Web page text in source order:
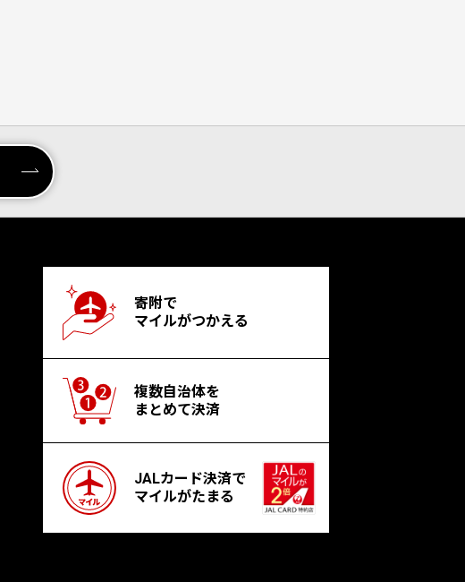
寄附で
マイルがつかえる
複数自治体を
まとめて決済
JALカード決済で
マイルがたまる